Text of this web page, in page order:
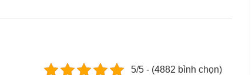
5/5 - (4882 bình chọn)